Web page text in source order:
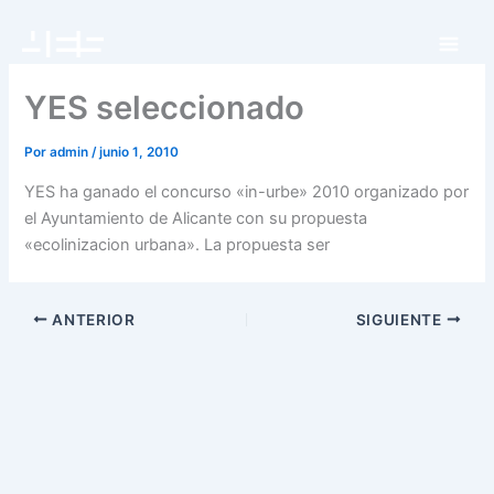
YES seleccionado
Poradmin/junio 1, 2010
YES ha ganado el concurso «in-urbe» 2010 organizado por
el Ayuntamiento de Alicante con su propuesta
«ecolinizacion urbana». La propuesta ser
ANTERIOR SIGUIENTE